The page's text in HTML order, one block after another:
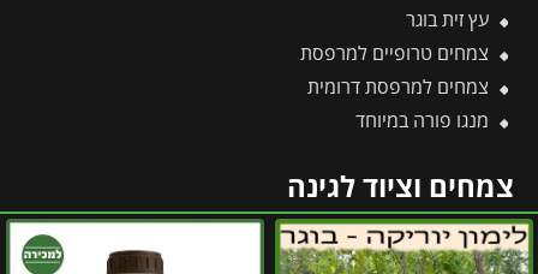
עץ זית בוגר
צמחים טרופיים למרפסת
צמחים למרפסת דרומית
מנגו פורה במיוחד
צמחים וציוד לגינה